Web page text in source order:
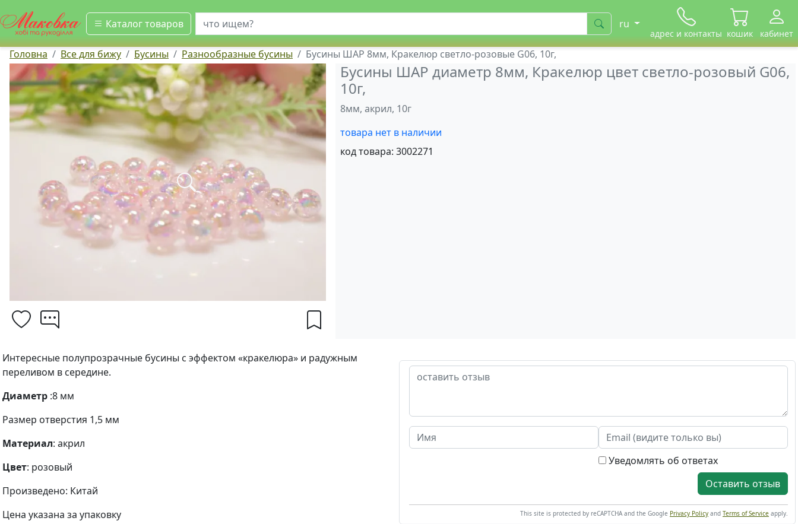
Каталог товаров
искать ru
адрес и контакты кошик кабинет
Головна Все для бижу Бусины Разнообразные бусины Бусины ШАР 8мм, Кракелюр светло-розовые G06, 10г,
Бусины ШАР диаметр 8мм, Кракелюр цвет светло-розовый G06,
10г,
8мм, акрил, 10г
товара нет в наличии
код товара: 3002271
Интересные полупрозрачные бусины с эффектом «кракелюра» и радужным
переливом в середине.
Диаметр :8 мм
Размер отверстия 1,5 мм
Материал: акрил
Цвет: розовый
Произведено: Китай
Цена указана за упаковку
Уведомлять об ответах
Оставить отзыв
This site is protected by reCAPTCHA and the Google Privacy Policy and Terms of Service apply.